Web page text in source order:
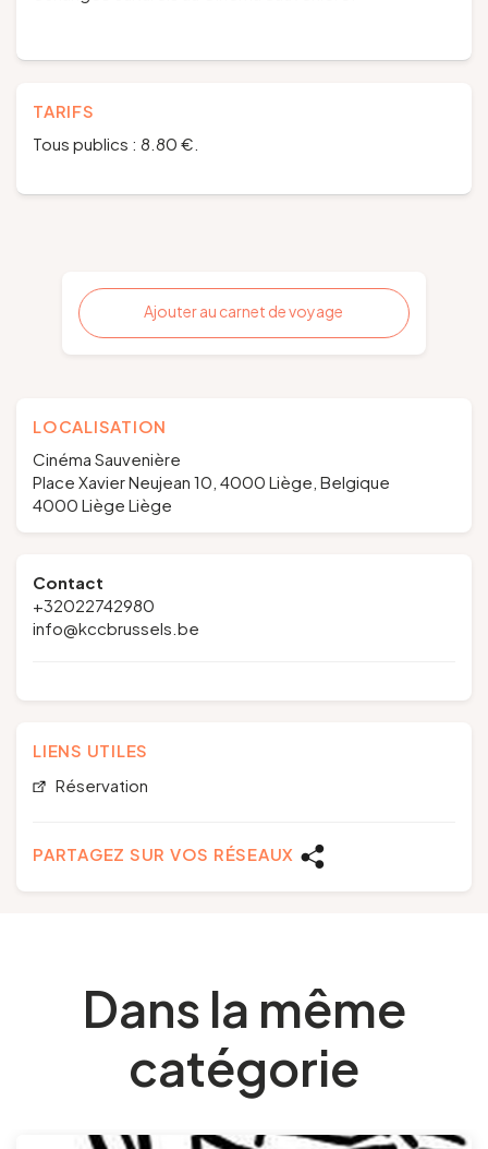
TARIFS
Tous publics : 8.80 €.
Ajouter au carnet de voyage
LOCALISATION
Cinéma Sauvenière
Place Xavier Neujean 10, 4000 Liège, Belgique
4000 Liège Liège
Contact
+32022742980
info@kccbrussels.be
LIENS UTILES
Réservation
PARTAGEZ SUR VOS RÉSEAUX
Dans la même
catégorie